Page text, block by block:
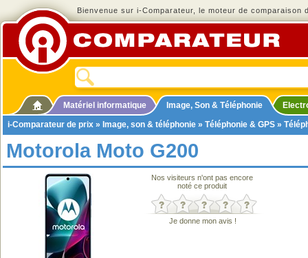
Bienvenue sur i-Comparateur, le moteur de comparaison
Matériel informatique Image, Son & Téléphonie
i-Comparateur de prix » Image, son & téléphonie » Téléphonie & GPS »
Motorola Moto G200
Nos visiteurs n'ont pas encore
noté ce produit
Je donne mon avis !